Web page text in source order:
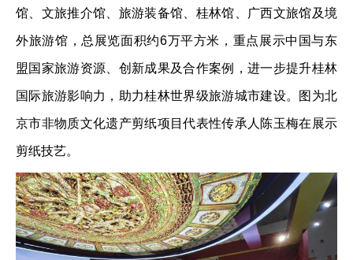
馆、文旅推介馆、旅游装备馆、桂林馆、广西文旅馆及境
外旅游馆，总展览面积约6万平方米，重点展示中国与东
盟国家旅游资源、创新成果及合作案例，进一步提升桂林
国际旅游影响力，助力桂林世界级旅游城市建设。图为北
京市非物质文化遗产剪纸项目代表性传承人陈玉梅在展示
剪纸技艺。